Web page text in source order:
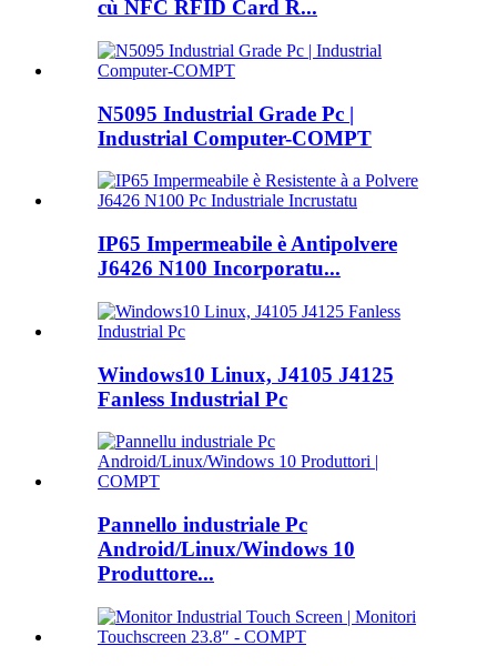
cù NFC RFID Card R...
N5095 Industrial Grade Pc |
Industrial Computer-COMPT
IP65 Impermeabile è Antipolvere
J6426 N100 Incorporatu...
Windows10 Linux, J4105 J4125
Fanless Industrial Pc
Pannello industriale Pc
Android/Linux/Windows 10
Produttore...